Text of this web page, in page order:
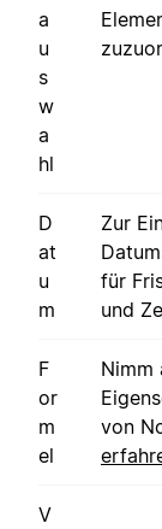
a
u
s
w
a
hl
D
at
u
m
Zur
für
und
F
or
m
el
Nimm
von
V